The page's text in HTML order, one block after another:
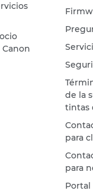
de la
tintas
para
para
Portal